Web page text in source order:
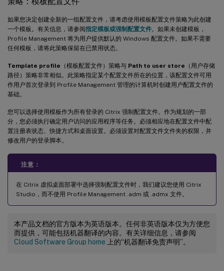
如果您决定创建全新的一组配置文件，请考虑使用模板配置文件策略为此创建
一个模板。有关信息，请参阅指定模板或强制配置文件。如果未创建模板，
Profile Management 将为用户提供默认的 Windows 配置文件。如果不需要
任何模板，请将此策略保留在已禁用状态。
Template profile （模板配置文件）策略与 Path to user store （用户存储
路径）策略非常相似。此策略指定某个配置文件所在的位置，该配置文件可用
作用户首次登录到 Profile Management 管理的计算机时创建用户配置文件的
基础。
您可以选择使用模板作为所有登录的 Citrix 强制配置文件。作为规划的一部
分，您必须执行确定用户访问的应用程序等任务。必须相应地在配置文件中配
置注册表状态、快捷方式和桌面设置。必须设置对配置文件文件夹的权限，并
修改用户的登录脚本。
注意：
在 Citrix 虚拟桌面部署中选择强制配置文件时，我们建议您使用 Citrix
Studio，而不使用 Profile Management .adm 或 .admx 文件。
本产品文档的官方版本为英语版本。任何非英语版本仅为方便您
而提供，可能包括机器翻译的内容。有关详细信息，请参阅
Cloud Software Group home 上的“机器翻译免责声明”。